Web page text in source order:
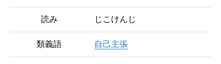
読み じこけんじ
類義語 自己主張